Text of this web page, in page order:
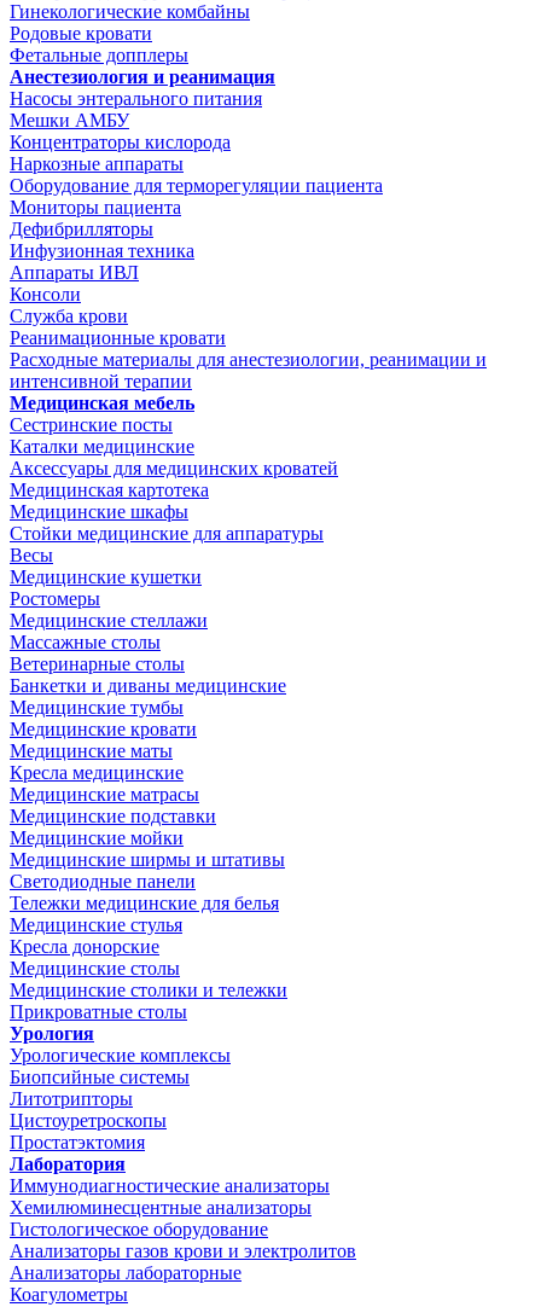
Гинекологические комбайны
Родовые кровати
Фетальные допплеры
Анестезиология и реанимация
Насосы энтерального питания
Мешки АМБУ
Концентраторы кислорода
Наркозные аппараты
Оборудование для терморегуляции пациента
Мониторы пациента
Дефибрилляторы
Инфузионная техника
Аппараты ИВЛ
Консоли
Служба крови
Реанимационные кровати
Расходные материалы для анестезиологии, реанимации и
интенсивной терапии
Медицинская мебель
Сестринские посты
Каталки медицинские
Аксессуары для медицинских кроватей
Медицинская картотека
Медицинские шкафы
Стойки медицинские для аппаратуры
Весы
Медицинские кушетки
Ростомеры
Медицинские стеллажи
Массажные столы
Ветеринарные столы
Банкетки и диваны медицинские
Медицинские тумбы
Медицинские кровати
Медицинские маты
Кресла медицинские
Медицинские матрасы
Медицинские подставки
Медицинские мойки
Медицинские ширмы и штативы
Светодиодные панели
Тележки медицинские для белья
Медицинские стулья
Кресла донорские
Медицинские столы
Медицинские столики и тележки
Прикроватные столы
Урология
Урологические комплексы
Биопсийные системы
Литотрипторы
Цистоуретроскопы
Простатэктомия
Лаборатория
Иммунодиагностические анализаторы
Хемилюминесцентные анализаторы
Гистологическое оборудование
Анализаторы газов крови и электролитов
Анализаторы лабораторные
Коагулометры